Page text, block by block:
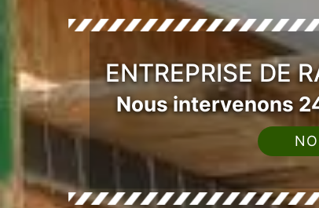
ENTREPRISE DE
Nous intervenons